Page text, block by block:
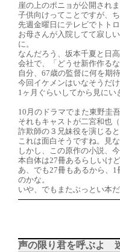
崖の上のポニョが公開され
子供向けってことですが、
先週金曜日にテレビでトト
お母さんが入院してて寂し
に。
なんだろう、坂本千夏と日
会社で、「どうせ新作作る
自分、67歳の監督に何を期
今回イケメンはいなそうだ
1ヶ月ぐらいしてから見に
10月のドラマでまた東野圭
それもキャストが二宮和也
詐欺師の３兄妹役を演じる
これは面白そうですね。見
しかし、この原作の小説、
本自体は27冊あるらしいけ
あ、でも27冊もあるから、
のかな。
いや、でもまたぶっとい本
声の限り君を呼ぶよ